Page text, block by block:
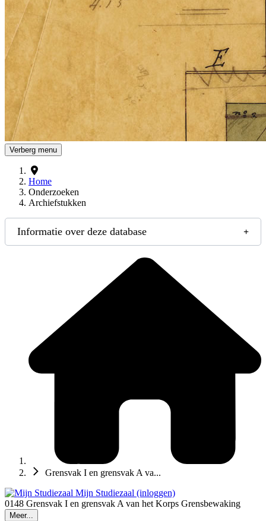
Verberg menu
Home
Onderzoeken
Archiefstukken
Informatie over deze database
Grensvak I en grensvak A va...
Mijn Studiezaal (inloggen)
0148 Grensvak I en grensvak A van het Korps Grensbewaking
Meer...